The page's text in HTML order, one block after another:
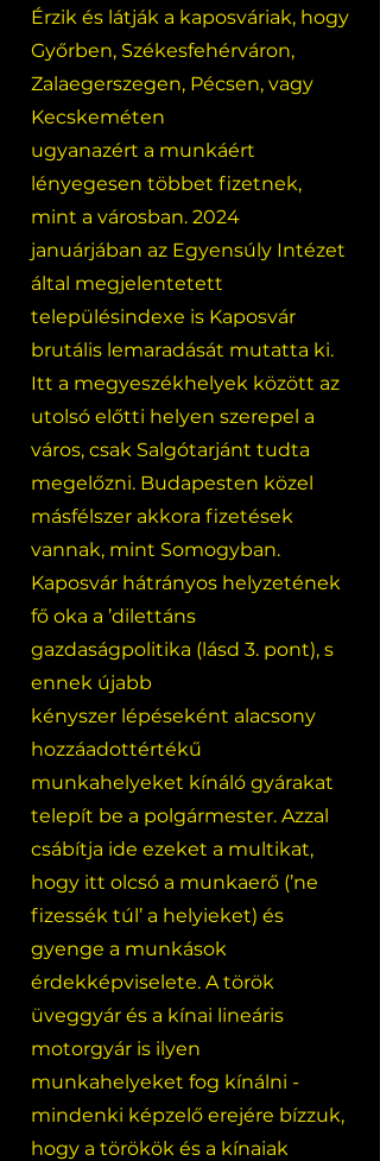
Érzik és látják a kaposváriak, hogy
Győrben, Székesfehérváron,
Zalaegerszegen, Pécsen, vagy
Kecskeméten
ugyanazért a munkáért
lényegesen többet fizetnek,
mint a városban. 2024
januárjában az Egyensúly Intézet
által megjelentetett
településindexe is Kaposvár
brutális lemaradását mutatta ki.
Itt a megyeszékhelyek között az
utolsó előtti helyen szerepel a
város, csak Salgótarjánt tudta
megelőzni. Budapesten közel
másfélszer akkora fizetések
vannak, mint Somogyban.
Kaposvár hátrányos helyzetének
fő oka a ’dilettáns
gazdaságpolitika (lásd 3. pont), s
ennek újabb
kényszer lépéseként alacsony
hozzáadottértékű
munkahelyeket kínáló gyárakat
telepít be a polgármester. Azzal
csábítja ide ezeket a multikat,
hogy itt olcsó a munkaerő (’ne
fizessék túl’ a helyieket) és
gyenge a munkások
érdekképviselete. A török
üveggyár és a kínai lineáris
motorgyár is ilyen
munkahelyeket fog kínálni -
mindenki képzelő erejére bízzuk,
hogy a törökök és a kínaiak